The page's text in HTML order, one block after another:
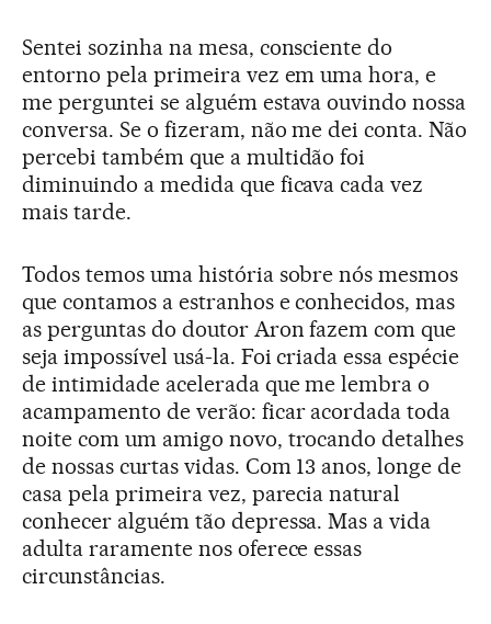
Sentei sozinha na mesa, consciente do
entorno pela primeira vez em uma hora, e
me perguntei se alguém estava ouvindo nossa
conversa. Se o fizeram, não me dei conta. Não
percebi também que a multidão foi
diminuindo a medida que ficava cada vez
mais tarde.
Todos temos uma história sobre nós mesmos
que contamos a estranhos e conhecidos, mas
as perguntas do doutor Aron fazem com que
seja impossível usá-la. Foi criada essa espécie
de intimidade acelerada que me lembra o
acampamento de verão: ficar acordada toda
noite com um amigo novo, trocando detalhes
de nossas curtas vidas. Com 13 anos, longe de
casa pela primeira vez, parecia natural
conhecer alguém tão depressa. Mas a vida
adulta raramente nos oferece essas
circunstâncias.